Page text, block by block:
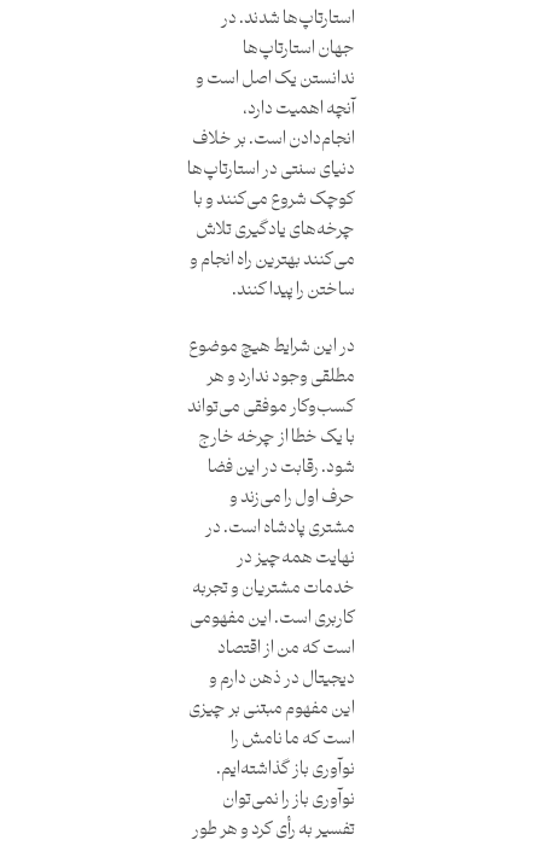
استارتاپ‌ها شدند. در
جهان استارتاپ‌ها
ندانستن یک اصل است و
آنچه اهمیت دارد،
انجام‌دادن است. بر خلاف
دنیای سنتی در استارتاپ‌ها
کوچک شروع می‌کنند و با
چرخه‌های یادگیری تلاش
می‌کنند بهترین راه انجام و
ساختن را پیدا کنند.
در این شرایط هیچ موضوع
مطلقی وجود ندارد و هر
کسب‌وکار موفقی می‌تواند
با یک خطا از چرخه خارج
شود. رقابت در این فضا
حرف اول را می‌زند و
مشتری پادشاه است. در
نهایت همه‌چیز در
خدمات مشتریان و تجربه
کاربری است. این مفهومی
است که من از اقتصاد
دیجیتال در ذهن دارم و
این مفهوم مبتنی بر چیزی
است که ما نامش را
نوآوری باز گذاشته‌ایم.
نوآوری باز را نمی‌توان
تفسیر به رأی کرد و هر طور